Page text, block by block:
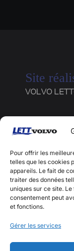
Pour offrir les
telles que les cookies
appareils. Le fait de
traiter des données
uniques sur ce site.
consentement peut
et fonctions.
Gérer les services
Site
VOLVO
1 RUE LES
82000
05 63 03